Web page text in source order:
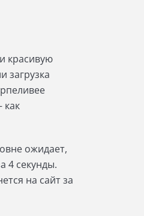
красивую
загрузка
как
ожидает,
4 секунды.
на сайт за